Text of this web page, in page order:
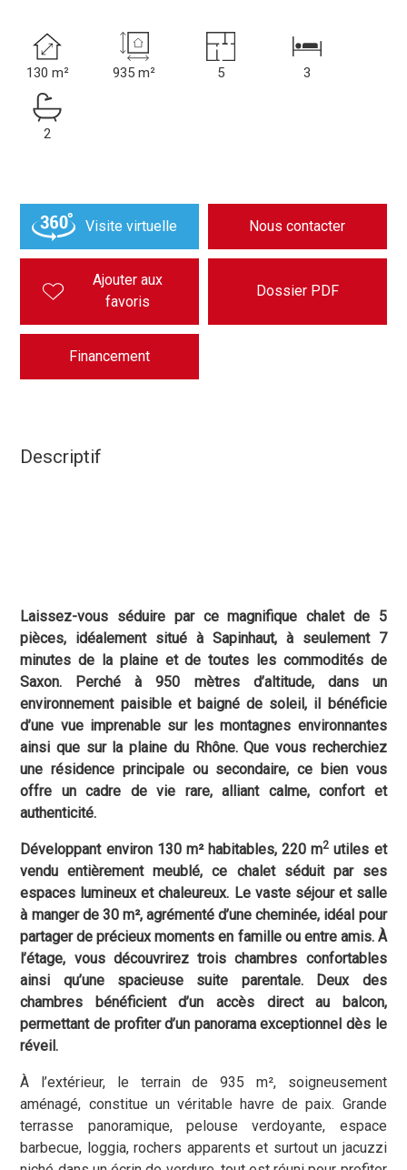
130 m² 935 m² 5 3
2
Visite virtuelle Nous contacter
Ajouter aux
favoris
Dossier PDF
Financement
Descriptif
Laissez-vous séduire par ce magnifique chalet de 5
pièces, idéalement situé à Sapinhaut, à seulement 7
minutes de la plaine et de toutes les commodités de
Saxon. Perché à 950 mètres d’altitude, dans un
environnement paisible et baigné de soleil, il bénéficie
d’une vue imprenable sur les montagnes environnantes
ainsi que sur la plaine du Rhône. Que vous recherchiez
une résidence principale ou secondaire, ce bien vous
offre un cadre de vie rare, alliant calme, confort et
authenticité.
Développant environ 130 m² habitables, 220 m2 utiles et
vendu entièrement meublé, ce chalet séduit par ses
espaces lumineux et chaleureux. Le vaste séjour et salle
à manger de 30 m², agrémenté d’une cheminée, idéal pour
partager de précieux moments en famille ou entre amis. À
l’étage, vous découvrirez trois chambres confortables
ainsi qu’une spacieuse suite parentale. Deux des
chambres bénéficient d’un accès direct au balcon,
permettant de profiter d’un panorama exceptionnel dès le
réveil.
À l’extérieur, le terrain de 935 m², soigneusement
aménagé, constitue un véritable havre de paix. Grande
terrasse panoramique, pelouse verdoyante, espace
barbecue, loggia, rochers apparents et surtout un jacuzzi